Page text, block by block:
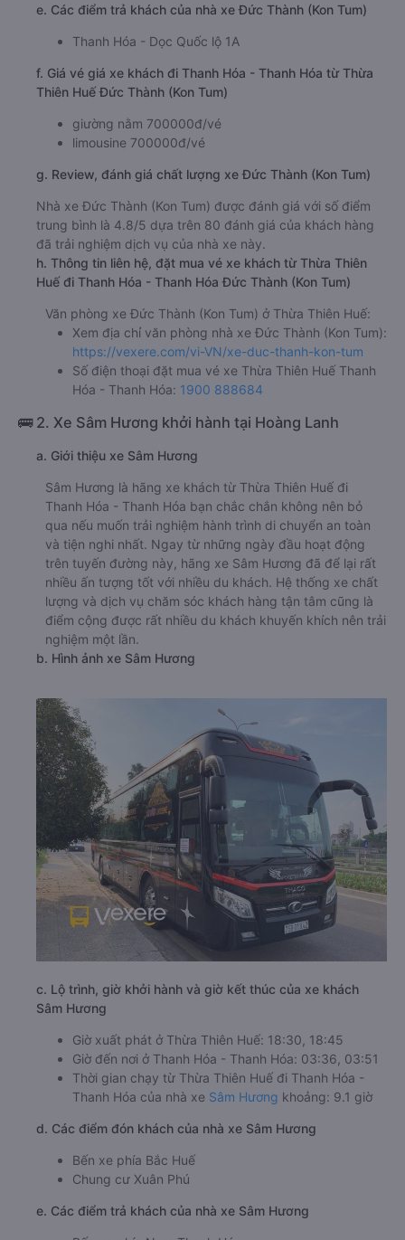
e. Các điểm trả khách của nhà xe Đức Thành (Kon Tum)
Thanh Hóa - Dọc Quốc lộ 1A
f. Giá vé giá xe khách đi Thanh Hóa - Thanh Hóa từ Thừa
Thiên Huế Đức Thành (Kon Tum)
giường nằm 700000đ/vé
limousine 700000đ/vé
g. Review, đánh giá chất lượng xe Đức Thành (Kon Tum)
Nhà xe Đức Thành (Kon Tum) được đánh giá với số điểm
trung bình là 4.8/5 dựa trên 80 đánh giá của khách hàng
đã trải nghiệm dịch vụ của nhà xe này.
h. Thông tin liên hệ, đặt mua vé xe khách từ Thừa Thiên
Huế đi Thanh Hóa - Thanh Hóa Đức Thành (Kon Tum)
Văn phòng xe Đức Thành (Kon Tum) ở Thừa Thiên Huế:
Xem địa chỉ văn phòng nhà xe Đức Thành (Kon Tum):
https://vexere.com/vi-VN/xe-duc-thanh-kon-tum
Số điện thoại đặt mua vé xe Thừa Thiên Huế Thanh
Hóa - Thanh Hóa: 1900 888684
🚌 2. Xe Sâm Hương khởi hành tại Hoàng Lanh
a. Giới thiệu xe Sâm Hương
Sâm Hương là hãng xe khách từ Thừa Thiên Huế đi
Thanh Hóa - Thanh Hóa bạn chắc chắn không nên bỏ
qua nếu muốn trải nghiệm hành trình di chuyển an toàn
và tiện nghi nhất. Ngay từ những ngày đầu hoạt động
trên tuyến đường này, hãng xe Sâm Hương đã để lại rất
nhiều ấn tượng tốt với nhiều du khách. Hệ thống xe chất
lượng và dịch vụ chăm sóc khách hàng tận tâm cũng là
điểm cộng được rất nhiều du khách khuyến khích nên trải
nghiệm một lần.
b. Hình ảnh xe Sâm Hương
c. Lộ trình, giờ khởi hành và giờ kết thúc của xe khách
Sâm Hương
Giờ xuất phát ở Thừa Thiên Huế: 18:30, 18:45
Giờ đến nơi ở Thanh Hóa - Thanh Hóa: 03:36, 03:51
Thời gian chạy từ Thừa Thiên Huế đi Thanh Hóa -
Thanh Hóa của nhà xe Sâm Hương khoảng: 9.1 giờ
d. Các điểm đón khách của nhà xe Sâm Hương
Bến xe phía Bắc Huế
Chung cư Xuân Phú
e. Các điểm trả khách của nhà xe Sâm Hương